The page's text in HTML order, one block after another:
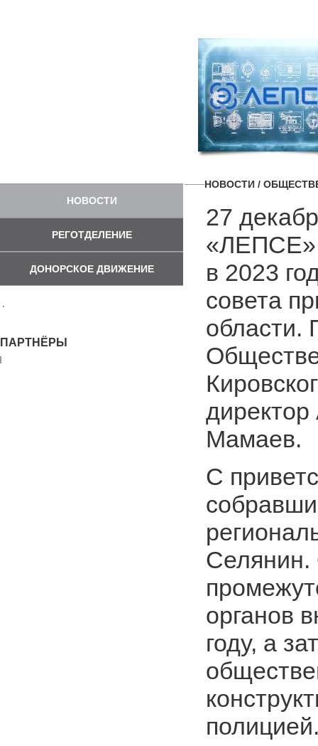
НОВОСТИ
РЕГОТДЕЛЕНИЕ
ДОНОРСКОЕ ДВИЖЕНИЕ
ПАРТНЁРЫ
НОВОСТИ /
27
«ЛЕПСЕ»
в 2023
совета
области.
Мамаев.
С
Селянин.
органов
году, а